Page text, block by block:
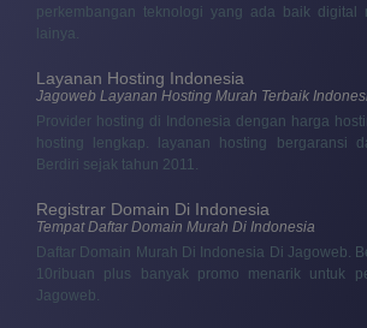
perkembangan teknologi yang ada baik digital
lainya.
Layanan Hosting Indonesia
Jagoweb Layanan Hosting Murah Terbaik
Provider hosting di Indonesia dengan harga
hosting lengkap. layanan hosting bergaransi
Berdiri sejak tahun 2011.
Registrar Domain Di Indonesia
Tempat Daftar Domain Murah Di Indonesia
Daftar Domain Murah Di Indonesia Di Jagoweb.
10ribuan plus banyak promo menarik untuk
Jagoweb.